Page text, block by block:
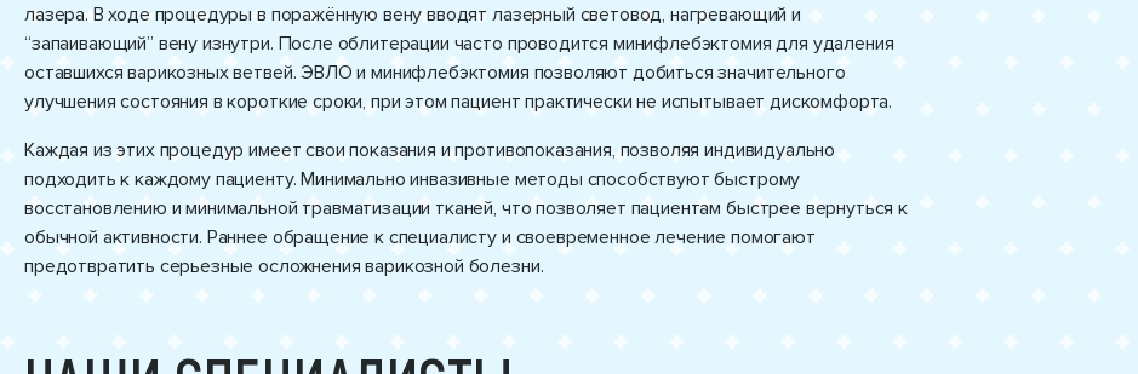
лазера. В ходе процедуры в поражённую вену вводят лазерный световод, нагревающий и
“запаивающий” вену изнутри. После облитерации часто проводится минифлебэктомия для удаления
оставшихся варикозных ветвей. ЭВЛО и минифлебэктомия позволяют добиться значительного
улучшения состояния в короткие сроки, при этом пациент практически не испытывает дискомфорта.
Каждая из этих процедур имеет свои показания и противопоказания, позволяя индивидуально
подходить к каждому пациенту. Минимально инвазивные методы способствуют быстрому
восстановлению и минимальной травматизации тканей, что позволяет пациентам быстрее вернуться к
обычной активности. Раннее обращение к специалисту и своевременное лечение помогают
предотвратить серьезные осложнения варикозной болезни.